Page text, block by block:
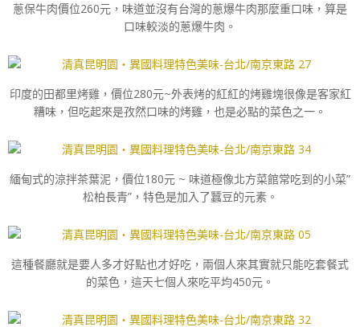
蔥保牛肉價位260元，味道並沒有台灣的蔥爆牛肉那麼重口味，算是
口味較淡的蔥爆牛肉。
印度的田都里烤雞，價位280元~外表烤的紅紅的烤雞塊很像是客家紅
糟味，但吃起來是孜然口味的烤雞，也是必點的菜色之一。
緬甸式的涼拌茶葉泥，價位180元 ~ 味道極像北方菜館常吃到的小菜”
松柏長青”，特色是加入了蠶豆的元素。
這種餐廳就是要人多才好點也才好吃，兩個人來其實就只能吃套餐式
的菜色，這天七個人來吃平均450元。